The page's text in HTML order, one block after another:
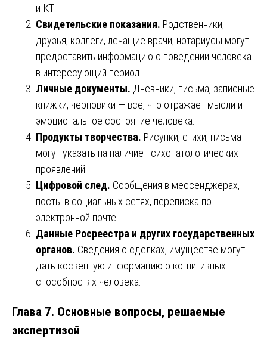
и КТ.
Свидетельские показания. Родственники,
друзья, коллеги, лечащие врачи, нотариусы могут
предоставить информацию о поведении человека
в интересующий период.
Личные документы. Дневники, письма, записные
книжки, черновики — все, что отражает мысли и
эмоциональное состояние человека.
Продукты творчества. Рисунки, стихи, письма
могут указать на наличие психопатологических
проявлений.
Цифровой след. Сообщения в мессенджерах,
посты в социальных сетях, переписка по
электронной почте.
Данные Росреестра и других государственных
органов. Сведения о сделках, имуществе могут
дать косвенную информацию о когнитивных
способностях человека.
Глава 7. Основные вопросы, решаемые
экспертизой